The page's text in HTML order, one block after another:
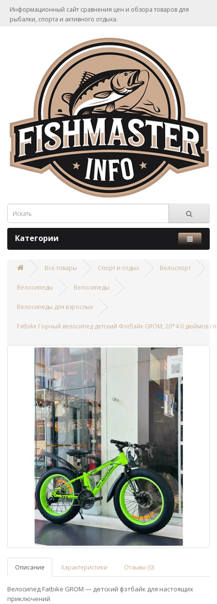
Информационный сайт сравнения цен и обзора товаров для
рыбалки, спорта и активного отдыха.
Категории
Все товары Спорт и отдых Велоспорт
Велосипеды Велосипеды
Велосипеды для взрослых
Fatbike Горный велосипед детский Фэтбайк GROM, 20*4.0 дюймов /
Описание Характеристики Отзывы (0)
Велосипед Fatbike GROM — детский фэтбайк для настоящих
приключений